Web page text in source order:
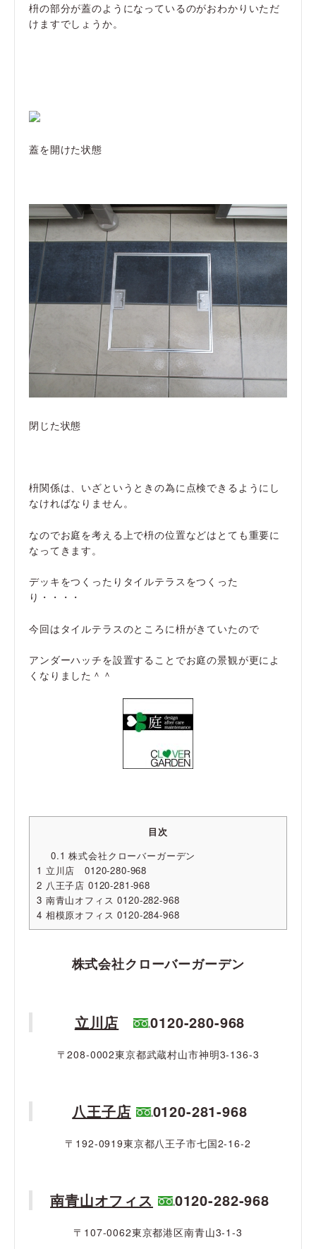
枡の部分が蓋のようになっているのがおわかりいただ
けますでしょうか。
蓋を開けた状態
閉じた状態
枡関係は、いざというときの為に点検できるようにし
なければなりません。
なのでお庭を考える上で枡の位置などはとても重要に
なってきます。
デッキをつくったりタイルテラスをつくった
り・・・・
今回はタイルテラスのところに枡がきていたので
アンダーハッチを設置することでお庭の景観が更によ
くなりました＾＾
目次
0.1 株式会社クローバーガーデン
1 立川店 0120-280-968
2 八王子店 0120-281-968
3 南青山オフィス 0120-282-968
4 相模原オフィス 0120-284-968
株式会社クローバーガーデン
立川店 0120-280-968
〒208-0002東京都武蔵村山市神明3-136-3
八王子店 0120-281-968
〒192-0919東京都八王子市七国2-16-2
南青山オフィス 0120-282-968
〒107-0062東京都港区南青山3-1-3